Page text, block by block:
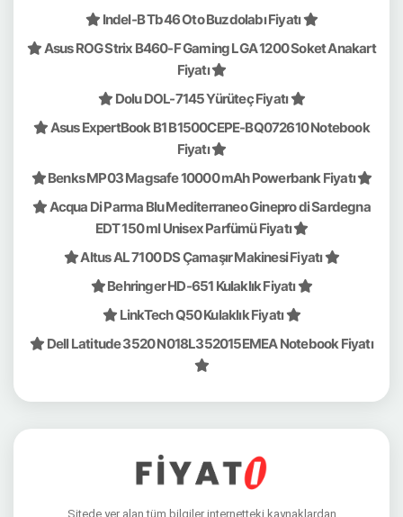
Indel-B Tb46 Oto Buzdolabı Fiyatı
Asus ROG Strix B460-F Gaming LGA 1200 Soket Anakart
Fiyatı
Dolu DOL-7145 Yürüteç Fiyatı
Asus ExpertBook B1 B1500CEPE-BQ072610 Notebook
Fiyatı
Benks MP03 Magsafe 10000 mAh Powerbank Fiyatı
Acqua Di Parma Blu Mediterraneo Ginepro di Sardegna
EDT 150 ml Unisex Parfümü Fiyatı
Altus AL 7100 DS Çamaşır Makinesi Fiyatı
Behringer HD-651 Kulaklık Fiyatı
LinkTech Q50 Kulaklık Fiyatı
Dell Latitude 3520 N018L352015EMEA Notebook Fiyatı
Sitede yer alan tüm bilgiler internetteki kaynaklardan